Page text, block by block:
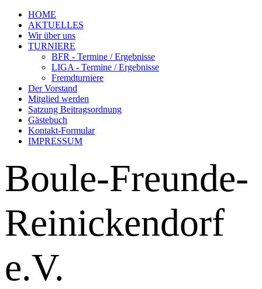
HOME
AKTUELLES
Wir über uns
TURNIERE
BFR - Termine / Ergebnisse
LIGA - Termine / Ergebnisse
Fremdturniere
Der Vorstand
Mitglied werden
Satzung Beitragsordnung
Gästebuch
Kontakt-Formular
IMPRESSUM
Boule-Freunde-
Reinickendorf
e.V.